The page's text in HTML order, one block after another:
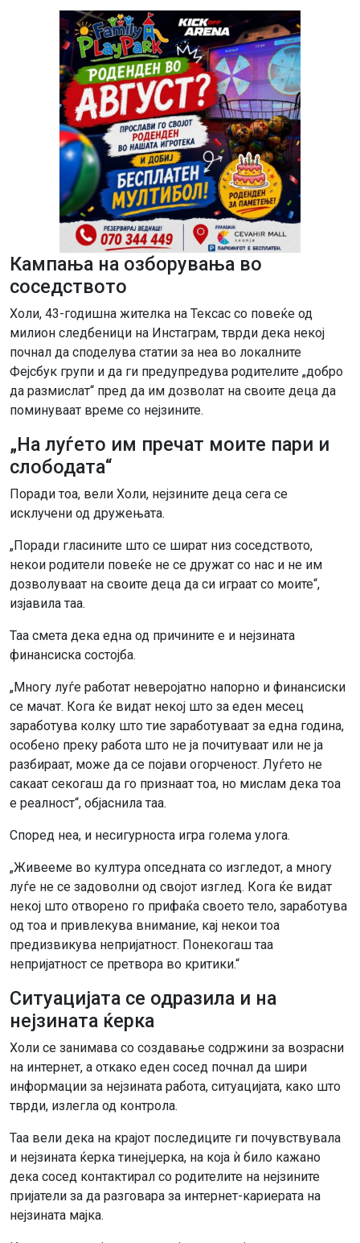
Кампања на озборувања во
соседството
Холи, 43-годишна жителка на Тексас со повеќе од
милион следбеници на Инстаграм, тврди дека некој
почнал да споделува статии за неа во локалните
Фејсбук групи и да ги предупредува родителите „добро
да размислат“ пред да им дозволат на своите деца да
поминуваат време со нејзините.
„На луѓето им пречат моите пари и
слободата“
Поради тоа, вели Холи, нејзините деца сега се
исклучени од дружењата.
„Поради гласините што се шират низ соседството,
некои родители повеќе не се дружат со нас и не им
дозволуваат на своите деца да си играат со моите“,
изјавила таа.
Таа смета дека една од причините е и нејзината
финансиска состојба.
„Многу луѓе работат неверојатно напорно и финансиски
се мачат. Кога ќе видат некој што за еден месец
заработува колку што тие заработуваат за една година,
особено преку работа што не ја почитуваат или не ја
разбираат, може да се појави огорченост. Луѓето не
сакаат секогаш да го признаат тоа, но мислам дека тоа
е реалност“, објаснила таа.
Според неа, и несигурноста игра голема улога.
„Живееме во култура опседната со изгледот, а многу
луѓе не се задоволни од својот изглед. Кога ќе видат
некој што отворено го прифаќа своето тело, заработува
од тоа и привлекува внимание, кај некои тоа
предизвикува непријатност. Понекогаш таа
непријатност се претвора во критики.“
Ситуацијата се одразила и на
нејзината ќерка
Холи се занимава со создавање содржини за возрасни
на интернет, а откако еден сосед почнал да шири
информации за нејзината работа, ситуацијата, како што
тврди, излегла од контрола.
Таа вели дека на крајот последиците ги почувствувала
и нејзината ќерка тинејџерка, на која ѝ било кажано
дека сосед контактирал со родителите на нејзините
пријатели за да разговара за интернет-кариерата на
нејзината мајка.